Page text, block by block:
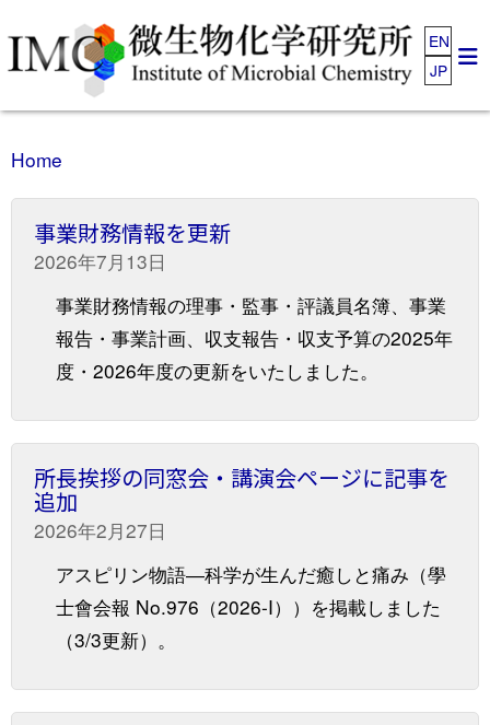
EN
JP
Home
事業財務情報を更新
2026年7月13日
事業財務情報の理事・監事・評議員名簿、事業
報告・事業計画、収支報告・収支予算の2025年
度・2026年度の更新をいたしました。
所長挨拶の同窓会・講演会ページに記事を
追加
2026年2月27日
アスピリン物語―科学が生んだ癒しと痛み（學
士會会報 No.976（2026-I））を掲載しました
（3/3更新）。